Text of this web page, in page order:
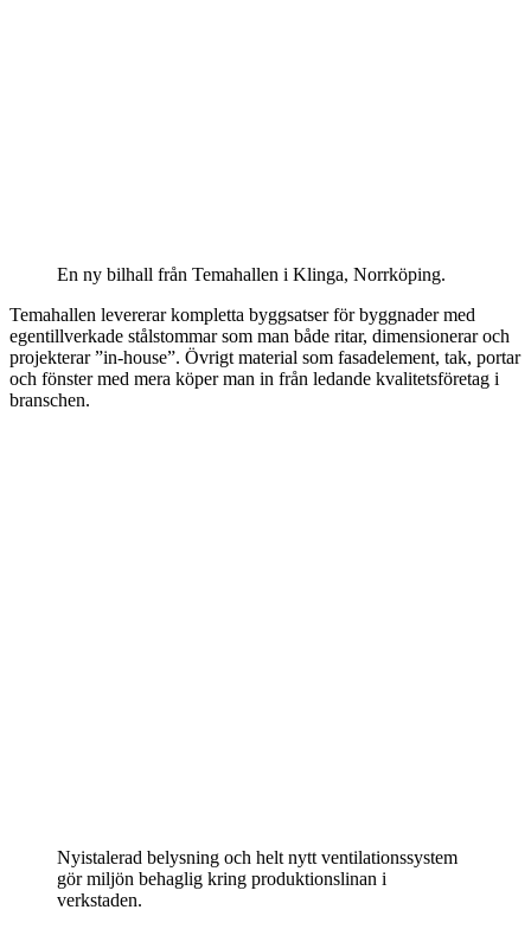
En ny bilhall från Temahallen i Klinga, Norrköping.
Temahallen levererar kompletta byggsatser för byggnader med
egentillverkade stålstommar som man både ritar, dimensionerar och
projekterar ”in-house”. Övrigt material som fasadelement, tak, portar
och fönster med mera köper man in från ledande kvalitetsföretag i
branschen.
Nyistalerad belysning och helt nytt ventilationssystem
gör miljön behaglig kring produktionslinan i
verkstaden.